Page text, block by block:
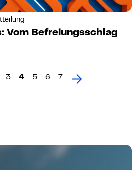
Vom Befreiungsschlag
3 4 5 6 7